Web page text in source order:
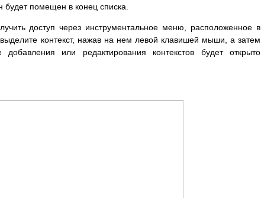
будет помещен в конец списка.
доступ через инструментальное меню, расположенное в
контекст, нажав на нем левой клавишей мыши, а затем
или редактирования контекстов будет открыто